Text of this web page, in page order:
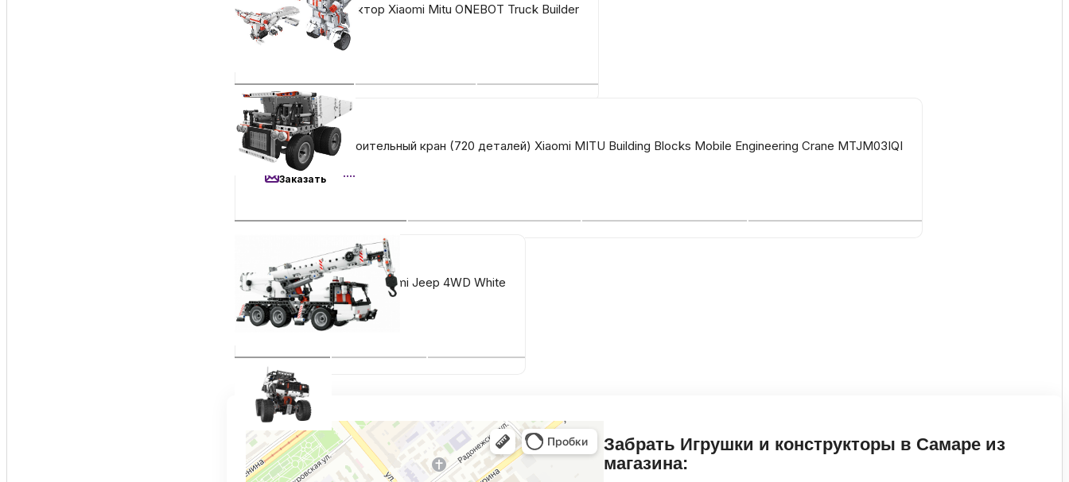
Грузовик конструктор Xiaomi Mitu ONEBOT Truck Builder
Заказать
2 990₽
Конструктор строительный кран (720 деталей) Xiaomi MITU Building Blocks Mobile Engineering Crane MTJM03IQI
Заказать
8 990₽
Умный конструктор Xiaomi Jeep 4WD White
Заказать
Забрать Игрушки и конструкторы в Самаре из
магазина: